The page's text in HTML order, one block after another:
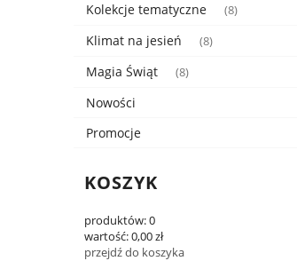
Kolekcje tematyczne (8)
Klimat na jesień (8)
Magia Świąt (8)
Nowości
Promocje
KOSZYK
produktów:0
wartość:0,00 zł
przejdź do koszyka